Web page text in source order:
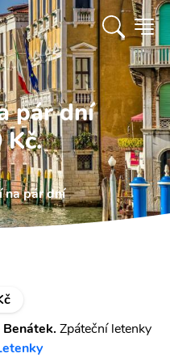
pár dní
Kč.
na pár dní
Zpáteční letenky